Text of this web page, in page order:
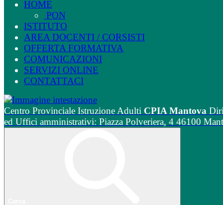
HOME
PON
ISTITUTO
AREA DOCENTI / CORSISTI
OFFERTA FORMATIVA
COMUNICAZIONI
SERVIZI ONLINE
CONTATTACI
Centro Provinciale Istruzione Adulti CPIA Mantova
ed Uffici amministrativi: Piazza Polveriera, 4 46100